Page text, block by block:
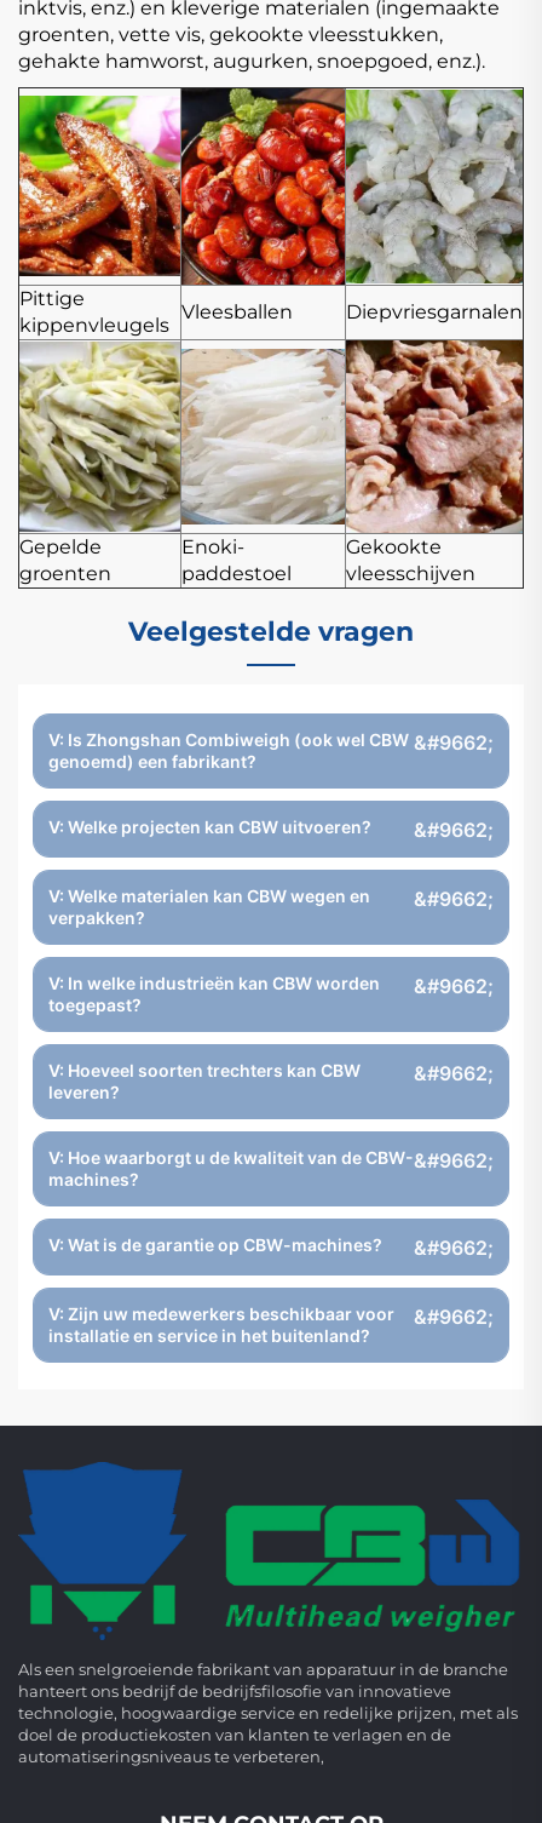
inktvis, enz.) en kleverige materialen (ingemaakte
groenten, vette vis, gekookte vleesstukken,
gehakte hamworst, augurken, snoepgoed, enz.).
Pittige
kippenvleugels
Vleesballen Diepvriesgarnalen
Gepelde
groenten
Enoki-
paddestoel
Gekookte
vleesschijven
Veelgestelde vragen
V: Is Zhongshan Combiweigh (ook wel CBW
genoemd) een fabrikant?
V: Welke projecten kan CBW uitvoeren?
V: Welke materialen kan CBW wegen en
verpakken?
V: In welke industrieën kan CBW worden
toegepast?
V: Hoeveel soorten trechters kan CBW
leveren?
V: Hoe waarborgt u de kwaliteit van de CBW-
machines?
V: Wat is de garantie op CBW-machines?
V: Zijn uw medewerkers beschikbaar voor
installatie en service in het buitenland?
Als een snelgroeiende fabrikant van apparatuur in de branche
hanteert ons bedrijf de bedrijfsfilosofie van innovatieve
technologie, hoogwaardige service en redelijke prijzen, met als
doel de productiekosten van klanten te verlagen en de
automatiseringsniveaus te verbeteren,